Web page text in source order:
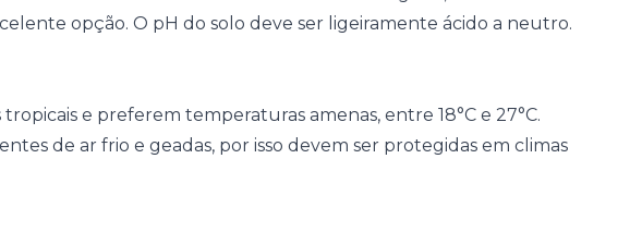
opção. O pH do solo deve ser ligeiramente ácido a neutro.
tropicais e preferem temperaturas amenas, entre 18°C e 27°C.
de ar frio e geadas, por isso devem ser protegidas em climas